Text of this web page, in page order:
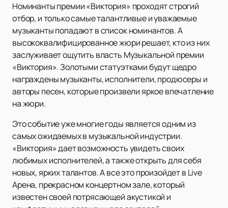
Номинанты премии «Виктория» проходят строгий
отбор, и только самые талантливые и уважаемые
музыканты попадают в список номинантов. А
высококвалифицированное жюри решает, кто из них
заслуживает ощутить власть Музыкальной премии
«Виктория». Золотыми статуэтками будут щедро
награждены музыканты, исполнители, продюсеры и
авторы песен, которые произвели яркое впечатление
на жюри.
Это событие уже многие годы является одним из
самых ожидаемых в музыкальной индустрии.
«Виктория» дает возможность увидеть своих
любимых исполнителей, а также открыть для себя
новых, ярких талантов. А все это произойдет в Live
Арена, прекрасном концертном зале, который
известен своей потрясающей акустикой и